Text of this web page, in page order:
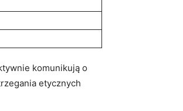
komunikują o
etycznych